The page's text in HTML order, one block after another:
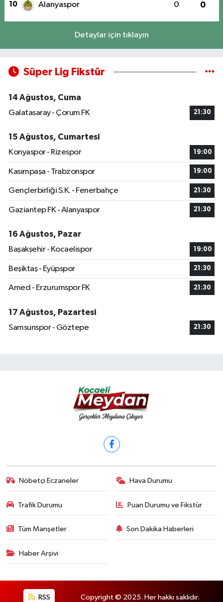
10 Alanyaspor 0 0
Detaylar için tıklayın
Süper Lig Fikstür
14 Ağustos, Cuma
Galatasaray - Çorum FK
21:30
15 Ağustos, Cumartesi
Konyaspor - Rizespor
19:00
Kasımpaşa - Trabzonspor 19:00
Gençlerbirliği S.K. - Fenerbahçe 21:30
Gaziantep FK - Alanyaspor 21:30
16 Ağustos, Pazar
Başakşehir - Kocaelispor
19:00
Beşiktaş - Eyüpspor 21:30
Amed - Erzurumspor FK 21:30
17 Ağustos, Pazartesi
Samsunspor - Göztepe
21:30
Nöbetçi Eczaneler Hava Durumu
Trafik Durumu Puan Durumu ve Fikstür
Tüm Manşetler Son Dakika Haberleri
Haber Arşivi
RSS Copyright © 2025. Her hakkı saklıdır.